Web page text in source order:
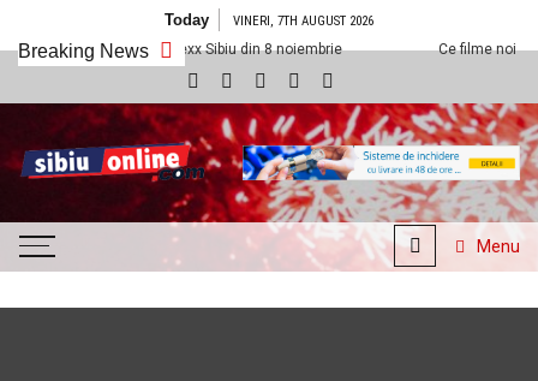
Today VINERI, 7TH AUGUST 2026
Breaking News
la Cineplexx Sibiu din 8 noiembrie Ce filme noi vedem la
SibiuOnline.com
… locatii si evenimente din
Sibiu!!!
Menu